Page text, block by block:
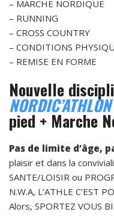
– MARCHE NORDIQUE
– RUNNING
– CROSS COUNTRY
– CONDITIONS
– REMISE EN FORME
Nouvelle
NORDIC’ATHLON
pied + Marche
Pas de limite d’âge,
plaisir et dans la
SANTE/LOISIR ou
N.W.A, L’ATHLE C’EST
Alors, SPORTEZ VOUS